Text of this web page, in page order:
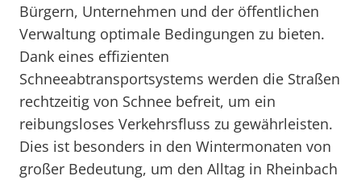
Bürgern, Unternehmen und der öffentlichen
Verwaltung optimale Bedingungen zu bieten.
Dank eines effizienten
Schneeabtransportsystems werden die Straßen
rechtzeitig von Schnee befreit, um ein
reibungsloses Verkehrsfluss zu gewährleisten.
Dies ist besonders in den Wintermonaten von
großer Bedeutung, um den Alltag in Rheinbach